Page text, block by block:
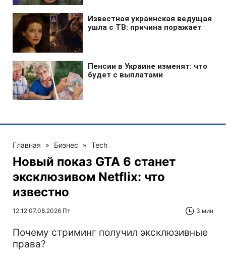
Главная » Бизнес » Tech
Новый показ GTA 6 станет
эксклюзивом Netflix: что
известно
12:12 07.08.2026 Пт 3 мин
Почему стриминг получил эксклюзивные
права?